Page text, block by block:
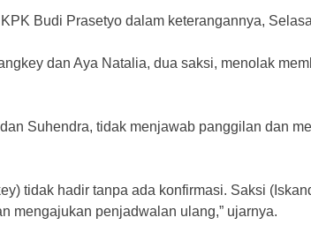
Budi Prasetyo dalam keterangannya,
dan Aya Natalia, dua saksi, menolak
Suhendra, tidak menjawab panggilan dan
tidak hadir tanpa ada konfirmasi. Saksi
mengajukan penjadwalan ulang,” ujarnya.